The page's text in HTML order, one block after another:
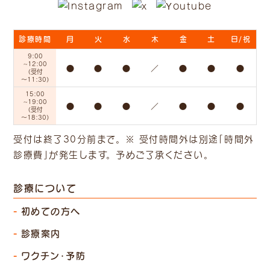
診療時間 月 火 水 木 金 土 日/祝
9:00
~12:00
（受付
～11:30）
● ● ● ／ ● ● ●
15:00
~19:00
（受付
～18:30）
● ● ● ／ ● ● ●
受付は終了30分前まで。 ※ 受付時間外は別途「時間外
診療費」 が発生します。 予めご了承ください。
診療について
初めての方へ
診療案内
ワクチン・予防